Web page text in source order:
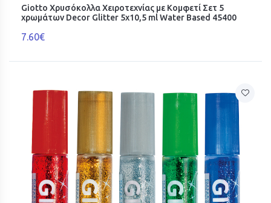
Giotto Χρυσόκολλα Χειροτεχνίας με Κομφετί Σετ 5
χρωμάτων Decor Glitter 5x10,5 ml Water Based 45400
7.60€